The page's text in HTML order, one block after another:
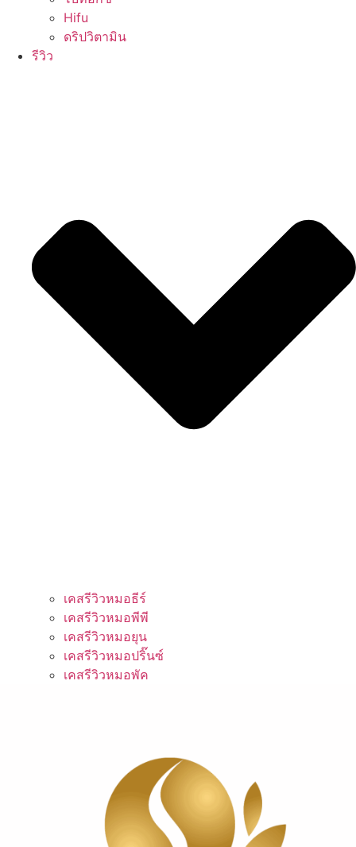
Hifu
ดริปวิตามิน
รีวิว
เคสรีวิวหมอธีร์
เคสรีวิวหมอพีพี
เคสรีวิวหมอยุน
เคสรีวิวหมอปริ๊นซ์
เคสรีวิวหมอพัค